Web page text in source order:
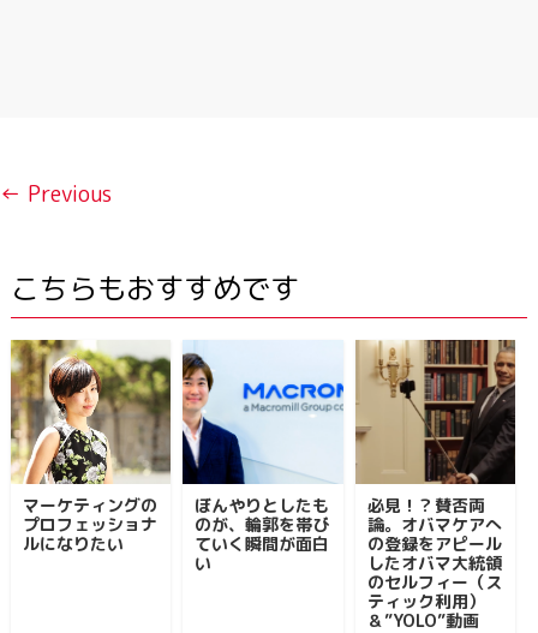
← Previous
こちらもおすすめです
マーケティングの
プロフェッショナ
ルになりたい
ぼんやりとしたも
のが、輪郭を帯び
ていく瞬間が面白
い
必見！？賛否両
論。オバマケアへ
の登録をアピール
したオバマ大統領
のセルフィー（ス
ティック利用）
＆”YOLO”動画